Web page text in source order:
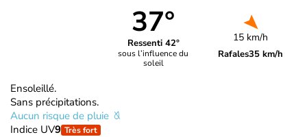
37°
Ressenti 42°
sous l’influence du
soleil
15 km/h
Rafales35 km/h
Ensoleillé.
Sans précipitations.
Aucun risque de pluie
Indice UV9 Très fort